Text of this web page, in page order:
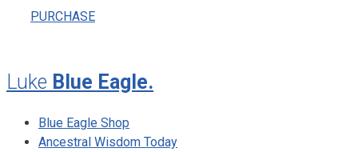
PURCHASE
Luke Blue Eagle.
Blue Eagle Shop
Ancestral Wisdom Today